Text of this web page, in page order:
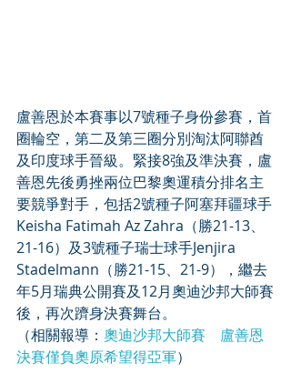
盧善恩於本賽事以7號種子身份參賽，首
圈輪空，第二及第三圈分別淘汰阿聯酋
及印度球手晉級。緊接8強及準決賽，盧
善恩先後勇挫兩位巴黎奧運積分排名主
要競爭對手，包括2號種子阿塞拜疆球手
Keisha Fatimah Az Zahra（勝21-13、
21-16）及3號種子瑞士球手Jenjira
Stadelmann（勝21-15、21-9），繼去
年5月瑞典公開賽及12月奧迪沙邦大師賽
後，再次躋身決賽舞台。
（相關報導： 奧迪沙邦大師賽　盧善恩
決賽僅負奧原希望得亞軍）